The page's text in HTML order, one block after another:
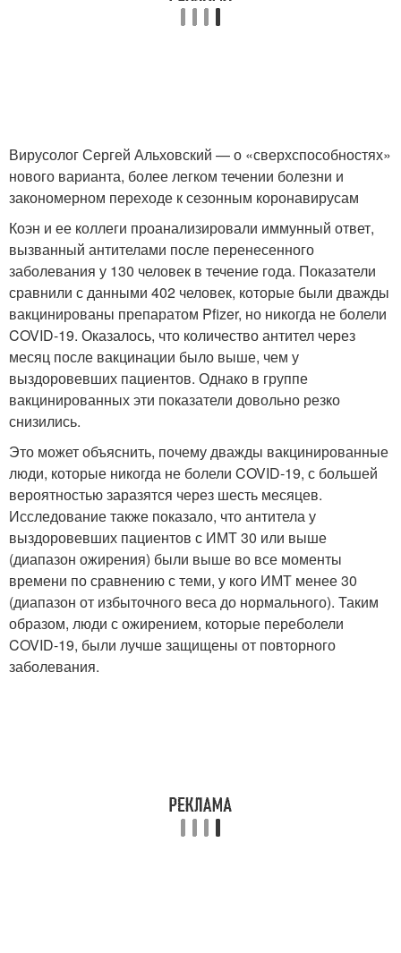
Вирусолог Сергей Альховский — о «сверхспособностях»
нового варианта, более легком течении болезни и
закономерном переходе к сезонным коронавирусам
Коэн и ее коллеги проанализировали иммунный ответ,
вызванный антителами после перенесенного
заболевания у 130 человек в течение года. Показатели
сравнили с данными 402 человек, которые были дважды
вакцинированы препаратом Pfizer, но никогда не болели
COVID-19. Оказалось, что количество антител через
месяц после вакцинации было выше, чем у
выздоровевших пациентов. Однако в группе
вакцинированных эти показатели довольно резко
снизились.
Это может объяснить, почему дважды вакцинированные
люди, которые никогда не болели COVID-19, с большей
вероятностью заразятся через шесть месяцев.
Исследование также показало, что антитела у
выздоровевших пациентов с ИМТ 30 или выше
(диапазон ожирения) были выше во все моменты
времени по сравнению с теми, у кого ИМТ менее 30
(диапазон от избыточного веса до нормального). Таким
образом, люди с ожирением, которые переболели
COVID-19, были лучше защищены от повторного
заболевания.